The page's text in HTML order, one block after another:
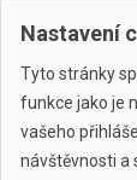
Nastavení
Tyto stránky
funkce jako je
vašeho
návštěvnosti a